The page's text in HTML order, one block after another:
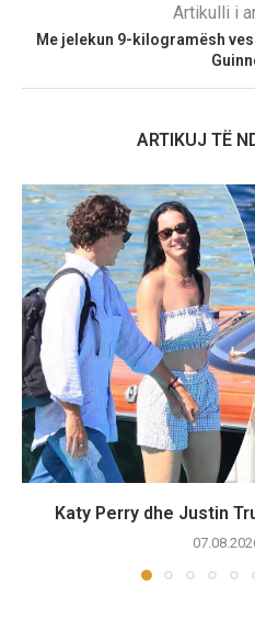
Artikulli i
Me jelekun 9-kilogramësh
ARTIKUJ TË
Katy Perry dhe Justin